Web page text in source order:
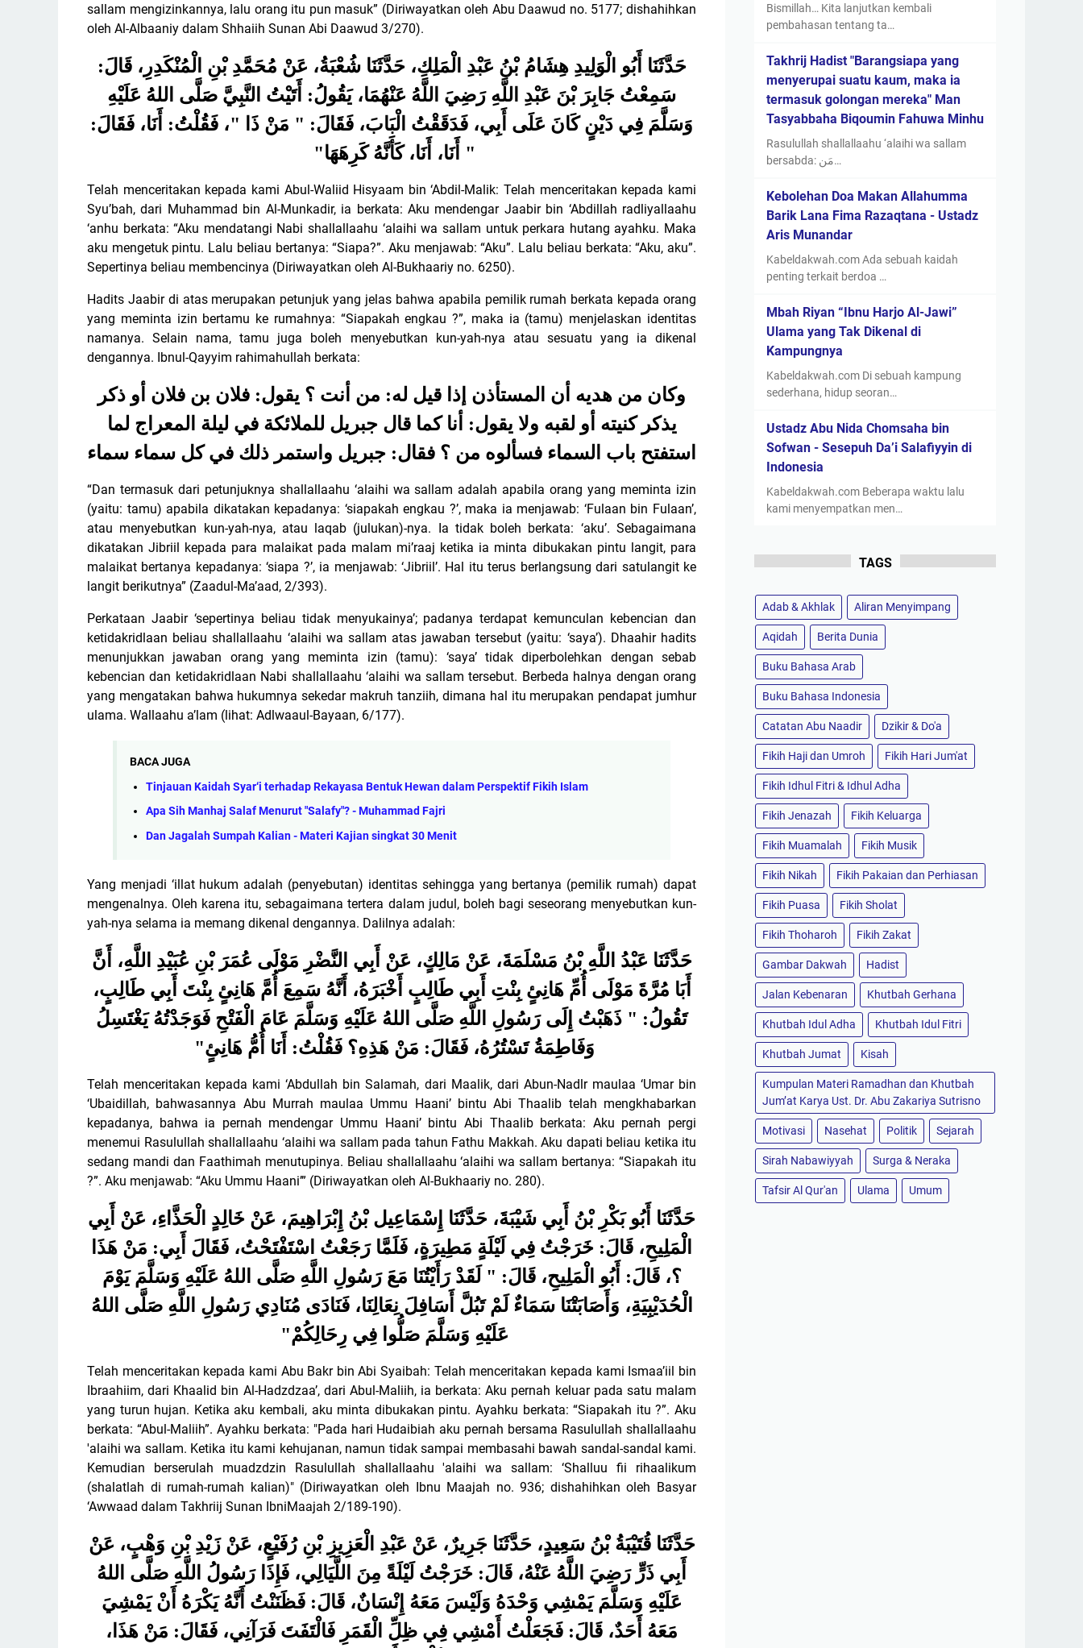
sallam mengizinkannya, lalu orang itu pun masuk” (Diriwayatkan oleh Abu Daawud no. 5177; dishahihkan
oleh Al-Albaaniy dalam Shhaiih Sunan Abi Daawud 3/270).
حَدَّثَنَا أَبُو الْوَلِيدِ هِشَامُ بْنُ عَبْدِ الْمَلِكِ، حَدَّثَنَا شُعْبَةُ، عَنْ مُحَمَّدِ بْنِ الْمُنْكَدِرِ، قَالَ:
سَمِعْتُ جَابِرَ بْنَ عَبْدِ اللَّهِ رَضِيَ اللَّهُ عَنْهُمَا، يَقُولُ: أَتَيْتُ النَّبِيَّ صَلَّى اللهُ عَلَيْهِ
وَسَلَّمَ فِي دَيْنٍ كَانَ عَلَى أَبِي، فَدَقَقْتُ الْبَابَ، فَقَالَ: " مَنْ ذَا "، فَقُلْتُ: أَنَا، فَقَالَ:
" أَنَا، أَنَا، كَأَنَّهُ كَرِهَهَا"
Telah menceritakan kepada kami Abul-Waliid Hisyaam bin ‘Abdil-Malik: Telah menceritakan kepada kami
Syu’bah, dari Muhammad bin Al-Munkadir, ia berkata: Aku mendengar Jaabir bin ‘Abdillah radliyallaahu
‘anhu berkata: “Aku mendatangi Nabi shallallaahu ‘alaihi wa sallam untuk perkara hutang ayahku. Maka
aku mengetuk pintu. Lalu beliau bertanya: “Siapa?”. Aku menjawab: “Aku”. Lalu beliau berkata: “Aku, aku”.
Sepertinya beliau membencinya (Diriwayatkan oleh Al-Bukhaariy no. 6250).
Hadits Jaabir di atas merupakan petunjuk yang jelas bahwa apabila pemilik rumah berkata kepada orang
yang meminta izin bertamu ke rumahnya: “Siapakah engkau ?”, maka ia (tamu) menjelaskan identitas
namanya. Selain nama, tamu juga boleh menyebutkan kun-yah-nya atau sesuatu yang ia dikenal
dengannya. Ibnul-Qayyim rahimahullah berkata:
وكان من هديه أن المستأذن إذا قيل له: من أنت ؟ يقول: فلان بن فلان أو ذكر
يذكر كنيته أو لقبه ولا يقول: أنا كما قال جبريل للملائكة في ليلة المعراج لما
استفتح باب السماء فسألوه من ؟ فقال: جبريل واستمر ذلك في كل سماء سماء
“Dan termasuk dari petunjuknya shallallaahu ‘alaihi wa sallam adalah apabila orang yang meminta izin
(yaitu: tamu) apabila dikatakan kepadanya: ‘siapakah engkau ?’, maka ia menjawab: ‘Fulaan bin Fulaan’,
atau menyebutkan kun-yah-nya, atau laqab (julukan)-nya. Ia tidak boleh berkata: ‘aku’. Sebagaimana
dikatakan Jibriil kepada para malaikat pada malam mi’raaj ketika ia minta dibukakan pintu langit, para
malaikat bertanya kepadanya: ‘siapa ?’, ia menjawab: ‘Jibriil’. Hal itu terus berlangsung dari satulangit ke
langit berikutnya” (Zaadul-Ma’aad, 2/393).
Perkataan Jaabir ‘sepertinya beliau tidak menyukainya’; padanya terdapat kemunculan kebencian dan
ketidakridlaan beliau shallallaahu ‘alaihi wa sallam atas jawaban tersebut (yaitu: ‘saya’). Dhaahir hadits
menunjukkan jawaban orang yang meminta izin (tamu): ‘saya’ tidak diperbolehkan dengan sebab
kebencian dan ketidakridlaan Nabi shallallaahu ‘alaihi wa sallam tersebut. Berbeda halnya dengan orang
yang mengatakan bahwa hukumnya sekedar makruh tanziih, dimana hal itu merupakan pendapat jumhur
ulama. Wallaahu a’lam (lihat: Adlwaaul-Bayaan, 6/177).
BACA JUGA
Tinjauan Kaidah Syar‘i terhadap Rekayasa Bentuk Hewan dalam Perspektif Fikih Islam
Apa Sih Manhaj Salaf Menurut "Salafy"? - Muhammad Fajri
Dan Jagalah Sumpah Kalian - Materi Kajian singkat 30 Menit
Yang menjadi ‘illat hukum adalah (penyebutan) identitas sehingga yang bertanya (pemilik rumah) dapat
mengenalnya. Oleh karena itu, sebagaimana tertera dalam judul, boleh bagi seseorang menyebutkan kun-
yah-nya selama ia memang dikenal dengannya. Dalilnya adalah:
حَدَّثَنَا عَبْدُ اللَّهِ بْنُ مَسْلَمَةَ، عَنْ مَالِكٍ، عَنْ أَبِي النَّضْرِ مَوْلَى عُمَرَ بْنِ عُبَيْدِ اللَّهِ، أَنَّ
أَبَا مُرَّةَ مَوْلَى أُمِّ هَانِئٍ بِنْتِ أَبِي طَالِبٍ أَخْبَرَهُ، أَنَّهُ سَمِعَ أُمَّ هَانِئٍ بِنْتَ أَبِي طَالِبٍ،
تَقُولُ: " ذَهَبْتُ إِلَى رَسُولِ اللَّهِ صَلَّى اللهُ عَلَيْهِ وَسَلَّمَ عَامَ الْفَتْحِ فَوَجَدْتُهُ يَغْتَسِلُ
وَفَاطِمَةُ تَسْتُرُهُ، فَقَالَ: مَنْ هَذِهِ؟ فَقُلْتُ: أَنَا أُمُّ هَانِئٍ"
Telah menceritakan kepada kami ‘Abdullah bin Salamah, dari Maalik, dari Abun-Nadlr maulaa ‘Umar bin
‘Ubaidillah, bahwasannya Abu Murrah maulaa Ummu Haani’ bintu Abi Thaalib telah mengkhabarkan
kepadanya, bahwa ia pernah mendengar Ummu Haani’ bintu Abi Thaalib berkata: Aku pernah pergi
menemui Rasulullah shallallaahu ‘alaihi wa sallam pada tahun Fathu Makkah. Aku dapati beliau ketika itu
sedang mandi dan Faathimah menutupinya. Beliau shallallaahu ‘alaihi wa sallam bertanya: “Siapakah itu
?”. Aku menjawab: “Aku Ummu Haani’” (Diriwayatkan oleh Al-Bukhaariy no. 280).
حَدَّثَنَا أَبُو بَكْرِ بْنُ أَبِي شَيْبَةَ، حَدَّثَنَا إِسْمَاعِيل بْنُ إِبْرَاهِيمَ، عَنْ خَالِدٍ الْحَذَّاءِ، عَنْ أَبِي
الْمَلِيحِ، قَالَ: خَرَجْتُ فِي لَيْلَةٍ مَطِيرَةٍ، فَلَمَّا رَجَعْتُ اسْتَفْتَحْتُ، فَقَالَ أَبِي: مَنْ هَذَا
؟، قَالَ: أَبُو الْمَلِيحِ، قَالَ: " لَقَدْ رَأَيْتُنَا مَعَ رَسُولِ اللَّهِ صَلَّى اللهُ عَلَيْهِ وَسَلَّمَ يَوْمَ
الْحُدَيْبِيَةِ، وَأَصَابَتْنَا سَمَاءٌ لَمْ تَبُلَّ أَسَافِلَ نِعَالِنَا، فَنَادَى مُنَادِي رَسُولِ اللَّهِ صَلَّى اللهُ
عَلَيْهِ وَسَلَّمَ صَلُّوا فِي رِحَالِكُمْ"
Telah menceritakan kepada kami Abu Bakr bin Abi Syaibah: Telah menceritakan kepada kami Ismaa’iil bin
Ibraahiim, dari Khaalid bin Al-Hadzdzaa’, dari Abul-Maliih, ia berkata: Aku pernah keluar pada satu malam
yang turun hujan. Ketika aku kembali, aku minta dibukakan pintu. Ayahku berkata: “Siapakah itu ?”. Aku
berkata: “Abul-Maliih”. Ayahku berkata: "Pada hari Hudaibiah aku pernah bersama Rasulullah shallallaahu
'alaihi wa sallam. Ketika itu kami kehujanan, namun tidak sampai membasahi bawah sandal-sandal kami.
Kemudian berserulah muadzdzin Rasulullah shallallaahu 'alaihi wa sallam: ‘Shalluu fii rihaalikum
(shalatlah di rumah-rumah kalian)" (Diriwayatkan oleh Ibnu Maajah no. 936; dishahihkan oleh Basyar
‘Awwaad dalam Takhriij Sunan IbniMaajah 2/189-190).
حَدَّثَنَا قُتَيْبَةُ بْنُ سَعِيدٍ، حَدَّثَنَا جَرِيرٌ، عَنْ عَبْدِ الْعَزِيزِ بْنِ رُفَيْعٍ، عَنْ زَيْدِ بْنِ وَهْبٍ، عَنْ
أَبِي ذَرٍّ رَضِيَ اللَّهُ عَنْهُ، قَالَ: خَرَجْتُ لَيْلَةً مِنَ اللَّيَالِي، فَإِذَا رَسُولُ اللَّهِ صَلَّى اللهُ
عَلَيْهِ وَسَلَّمَ يَمْشِي وَحْدَهُ وَلَيْسَ مَعَهُ إِنْسَانٌ، قَالَ: فَظَنَنْتُ أَنَّهُ يَكْرَهُ أَنْ يَمْشِيَ
مَعَهُ أَحَدٌ، قَالَ: فَجَعَلْتُ أَمْشِي فِي ظِلِّ الْقَمَرِ فَالْتَفَتَ فَرَآنِي، فَقَالَ: مَنْ هَذَا،
Bismillah… Kita lanjutkan kembali
pembahasan tentang ta…
Takhrij Hadist "Barangsiapa yang
menyerupai suatu kaum, maka ia
termasuk golongan mereka" Man
Tasyabbaha Biqoumin Fahuwa Minhu
Rasulullah shallallaahu ‘alaihi wa sallam
bersabda: مَن…
Kebolehan Doa Makan Allahumma
Barik Lana Fima Razaqtana - Ustadz
Aris Munandar
Kabeldakwah.com Ada sebuah kaidah
penting terkait berdoa …
Mbah Riyan “Ibnu Harjo Al-Jawi”
Ulama yang Tak Dikenal di
Kampungnya
Kabeldakwah.com Di sebuah kampung
sederhana, hidup seoran…
Ustadz Abu Nida Chomsaha bin
Sofwan - Sesepuh Da’i Salafiyyin di
Indonesia
Kabeldakwah.com Beberapa waktu lalu
kami menyempatkan men…
TAGS
Adab & Akhlak Aliran Menyimpang
Aqidah Berita Dunia
Buku Bahasa Arab
Buku Bahasa Indonesia
Catatan Abu Naadir Dzikir & Do'a
Fikih Haji dan Umroh Fikih Hari Jum'at
Fikih Idhul Fitri & Idhul Adha
Fikih Jenazah Fikih Keluarga
Fikih Muamalah Fikih Musik
Fikih Nikah Fikih Pakaian dan Perhiasan
Fikih Puasa Fikih Sholat
Fikih Thoharoh Fikih Zakat
Gambar Dakwah Hadist
Jalan Kebenaran Khutbah Gerhana
Khutbah Idul Adha Khutbah Idul Fitri
Khutbah Jumat Kisah
Kumpulan Materi Ramadhan dan Khutbah
Jum’at Karya Ust. Dr. Abu Zakariya Sutrisno
Motivasi Nasehat Politik Sejarah
Sirah Nabawiyyah Surga & Neraka
Tafsir Al Qur'an Ulama Umum